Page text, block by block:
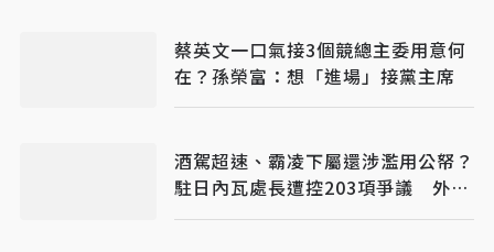
蔡英文一口氣接3個競總主委用意何
在？孫榮富：想「進場」接黨主席
酒駕超速、霸凌下屬還涉濫用公帑？
駐日內瓦處長遭控203項爭議 外交
部啟動調查